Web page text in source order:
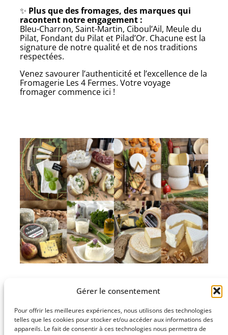
Gérer le consentement
Pour offrir les meilleures expériences, nous utilisons des technologies
telles que les cookies pour stocker et/ou accéder aux informations des
appareils. Le fait de consentir à ces technologies nous permettra de
✨ Plus que des fromages, des marques qui
racontent notre engagement :
Bleu-Charron, Saint-Martin, Ciboul’Ail, Meule du
Pilat, Fondant du Pilat et Pilad’Or. Chacune est la
signature de notre qualité et de nos traditions
respectées.
Venez savourer l’authenticité et l’excellence de la
Fromagerie Les 4 Fermes. Votre voyage
fromager commence ici !